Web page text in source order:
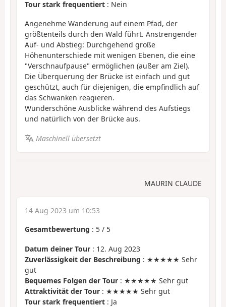
Tour stark frequentiert : Nein
Angenehme Wanderung auf einem Pfad, der
größtenteils durch den Wald führt. Anstrengender
Auf- und Abstieg: Durchgehend große
Höhenunterschiede mit wenigen Ebenen, die eine
"Verschnaufpause" ermöglichen (außer am Ziel).
Die Überquerung der Brücke ist einfach und gut
geschützt, auch für diejenigen, die empfindlich auf
das Schwanken reagieren.
Wunderschöne Ausblicke während des Aufstiegs
und natürlich von der Brücke aus.
Maschinell übersetzt
MAURIN CLAUDE
14 Aug 2023 um 10:53
Gesamtbewertung : 5 / 5
Datum deiner Tour : 12. Aug 2023
Zuverlässigkeit der Beschreibung : ★★★★★ Sehr
gut
Bequemes Folgen der Tour : ★★★★★ Sehr gut
Attraktivität der Tour : ★★★★★ Sehr gut
Tour stark frequentiert : Ja